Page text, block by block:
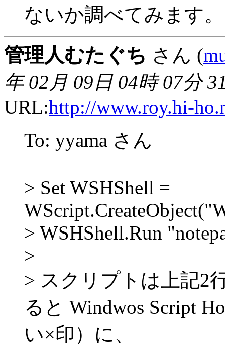
ないか調べてみます。
管理人むたぐち さん (
年 02月 09日 04時 07分
URL:http://www.roy.hi-
To: yyama さん
> Set WSHShell =
> WSHShell.Run
>
> スクリプトは上記2
ると Windwos Script
い×印）に、